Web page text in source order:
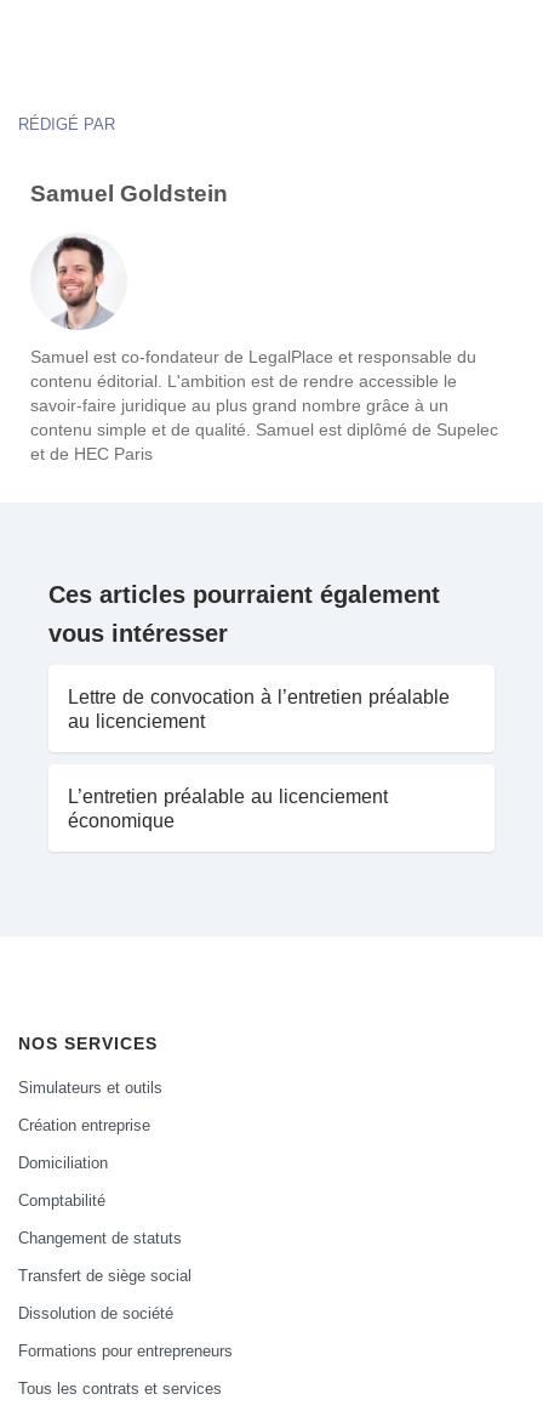
RÉDIGÉ PAR
Samuel Goldstein
Samuel est co-fondateur de LegalPlace et responsable du
contenu éditorial. L'ambition est de rendre accessible le
savoir-faire juridique au plus grand nombre grâce à un
contenu simple et de qualité. Samuel est diplômé de Supelec
et de HEC Paris
Ces articles pourraient également
vous intéresser
Lettre de convocation à l’entretien préalable
au licenciement
L’entretien préalable au licenciement
économique
NOS SERVICES
Simulateurs et outils
Création entreprise
Domiciliation
Comptabilité
Changement de statuts
Transfert de siège social
Dissolution de société
Formations pour entrepreneurs
Tous les contrats et services